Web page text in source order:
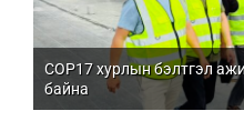
COP17 хурлын бэлтгэл
байна